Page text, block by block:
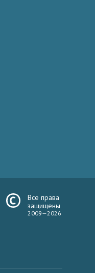
Все права
защищены
2009—2026